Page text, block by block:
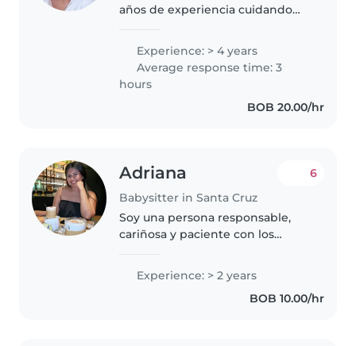
años de experiencia cuidando
y empática. Cuento con
conocimientos en primeros
auxilios y preparo alimentos
adecuados..
Experience: > 4 years
Average response time: 3
hours
BOB 20.00/hr
Adriana
Babysitter in Santa Cruz
6
Soy una persona responsable,
cariñosa y paciente con los
cuidado infantil, ayudando con
sus actividades diarias,
alimentación, juegos y apoyo en
Experience: > 2 years
BOB 10.00/hr